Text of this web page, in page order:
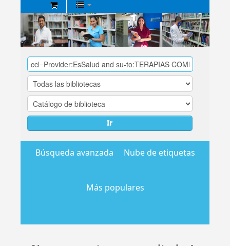
Biblioteca
Central
EsSalud
Ir
Búsqueda avanzada Nube de etiquetas
Más populares